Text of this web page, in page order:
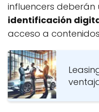
influencers deberán
identificación
acceso a